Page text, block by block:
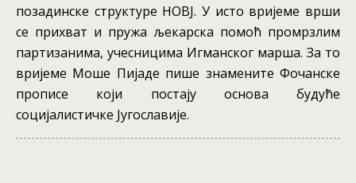
позадинске структуре НОВЈ. У исто вријеме врши
се прихват и пружа љекарска помоћ промрзлим
партизанима, учесницима Игманског марша. За то
вријеме Моше Пијаде пише знамените Фочанске
прописе који постају основа будуће
социјалистичке Југославије.